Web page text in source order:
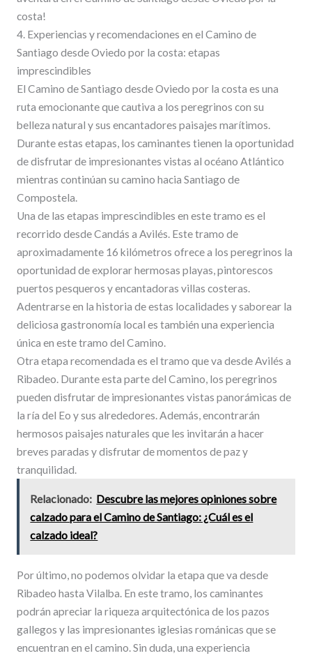
costa!
4. Experiencias y recomendaciones en el Camino de
Santiago desde Oviedo por la costa: etapas
imprescindibles
El Camino de Santiago desde Oviedo por la costa es una
ruta emocionante que cautiva a los peregrinos con su
belleza natural y sus encantadores paisajes marítimos.
Durante estas etapas, los caminantes tienen la oportunidad
de disfrutar de impresionantes vistas al océano Atlántico
mientras continúan su camino hacia Santiago de
Compostela.
Una de las etapas imprescindibles en este tramo es el
recorrido desde Candás a Avilés. Este tramo de
aproximadamente 16 kilómetros ofrece a los peregrinos la
oportunidad de explorar hermosas playas, pintorescos
puertos pesqueros y encantadoras villas costeras.
Adentrarse en la historia de estas localidades y saborear la
deliciosa gastronomía local es también una experiencia
única en este tramo del Camino.
Otra etapa recomendada es el tramo que va desde Avilés a
Ribadeo. Durante esta parte del Camino, los peregrinos
pueden disfrutar de impresionantes vistas panorámicas de
la ría del Eo y sus alrededores. Además, encontrarán
hermosos paisajes naturales que les invitarán a hacer
breves paradas y disfrutar de momentos de paz y
tranquilidad.
Relacionado: Descubre las mejores opiniones sobre
calzado para el Camino de Santiago: ¿Cuál es el
calzado ideal?
Por último, no podemos olvidar la etapa que va desde
Ribadeo hasta Vilalba. En este tramo, los caminantes
podrán apreciar la riqueza arquitectónica de los pazos
gallegos y las impresionantes iglesias románicas que se
encuentran en el camino. Sin duda, una experiencia